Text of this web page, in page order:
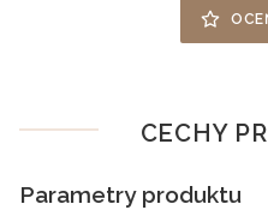
CECHY
Parametry produktu